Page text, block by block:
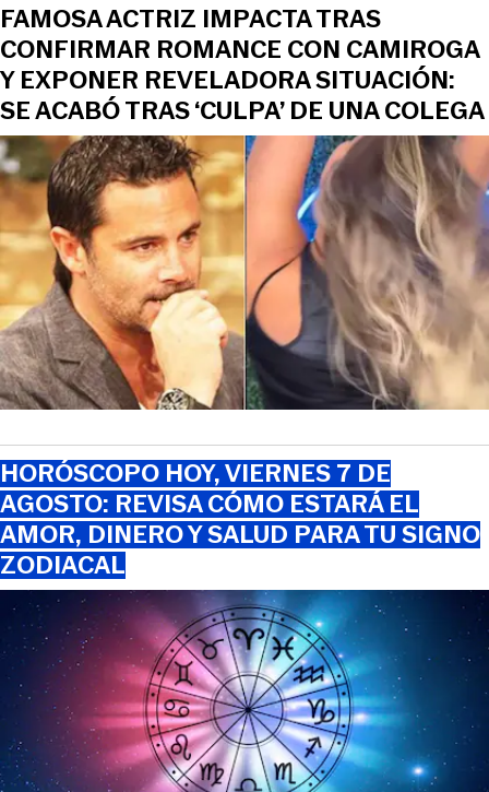
FAMOSA ACTRIZ IMPACTA TRAS
CONFIRMAR ROMANCE CON CAMIROGA
Y EXPONER REVELADORA SITUACIÓN:
SE ACABÓ TRAS ‘CULPA’ DE UNA COLEGA
HORÓSCOPO HOY, VIERNES 7 DE
AGOSTO: REVISA CÓMO ESTARÁ EL
AMOR, DINERO Y SALUD PARA TU SIGNO
ZODIACAL